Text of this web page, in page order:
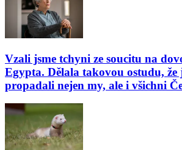
Vzali jsme tchyni ze soucitu na
Egypta. Dělala takovou ostudu, že
propadali nejen my, ale i všichni